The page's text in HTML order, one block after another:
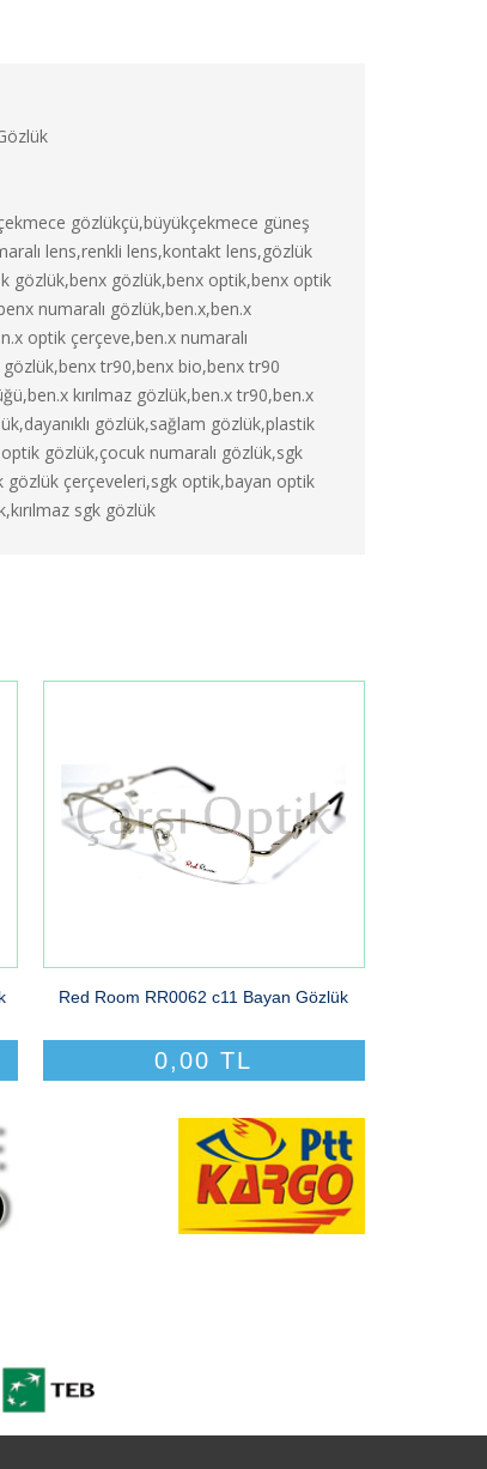
gözlükçü,büyükçekmece güneş
lens,renkli lens,kontakt lens,gözlük
gözlük,benx gözlük,benx optik,benx optik
numaralı gözlük,ben.x,ben.x
optik çerçeve,ben.x numaralı
gözlük,benx tr90,benx bio,benx tr90
kırılmaz gözlük,ben.x tr90,ben.x
gözlük,sağlam gözlük,plastik
gözlük,çocuk numaralı gözlük,sgk
gözlük çerçeveleri,sgk optik,bayan optik
sgk gözlük
Red Room RR0062 c11 Bayan Gözlük
0,00 TL